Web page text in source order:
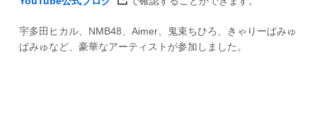
宇多田ヒカル、NMB48、Aimer、鬼束ちひろ、きゃりーぱみゅ
ぱみゅなど、豪華なアーティストが参加しました。